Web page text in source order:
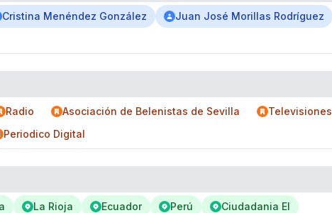
Cristina Menéndez González Juan José Morillas Rodríguez
Radio Asociación de Belenistas de Sevilla
Televisiones
Periodico Digital
La Rioja Ecuador Perú Ciudadania El